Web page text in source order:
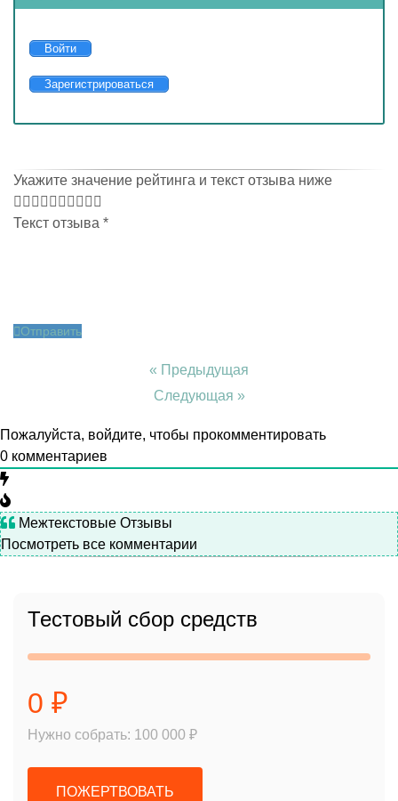
Войти
Зарегистрироваться
Укажите значение рейтинга и текст отзыва ниже
Текст отзыва *
Отправить
« Предыдущая
Следующая »
Пожалуйста, войдите, чтобы прокомментировать
0 комментариев
Межтекстовые Отзывы
Посмотреть все комментарии
Тестовый сбор средств
0 ₽
Нужно собрать: 100 000 ₽
ПОЖЕРТВОВАТЬ